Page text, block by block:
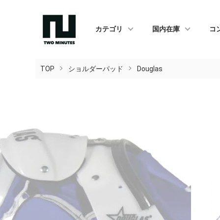
カテゴリ 国内在庫 コ
TOP ショルダーパッド Douglas